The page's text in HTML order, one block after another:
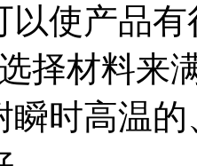
以使产品
择材料来
瞬时高温